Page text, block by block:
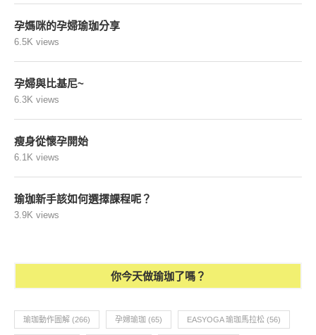
孕媽咪的孕婦瑜珈分享
6.5K views
孕婦與比基尼~
6.3K views
瘦身從懷孕開始
6.1K views
瑜珈新手該如何選擇課程呢？
3.9K views
你今天做瑜珈了嗎？
瑜珈動作圖解 (266) 孕婦瑜珈 (65) EASYOGA 瑜珈馬拉松 (56)